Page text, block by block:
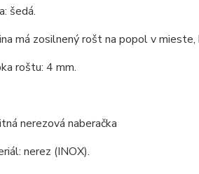
šedá.
má zosilnený rošt na popol v
roštu: 4 mm.
nerezová naberačka
nerez (INOX).